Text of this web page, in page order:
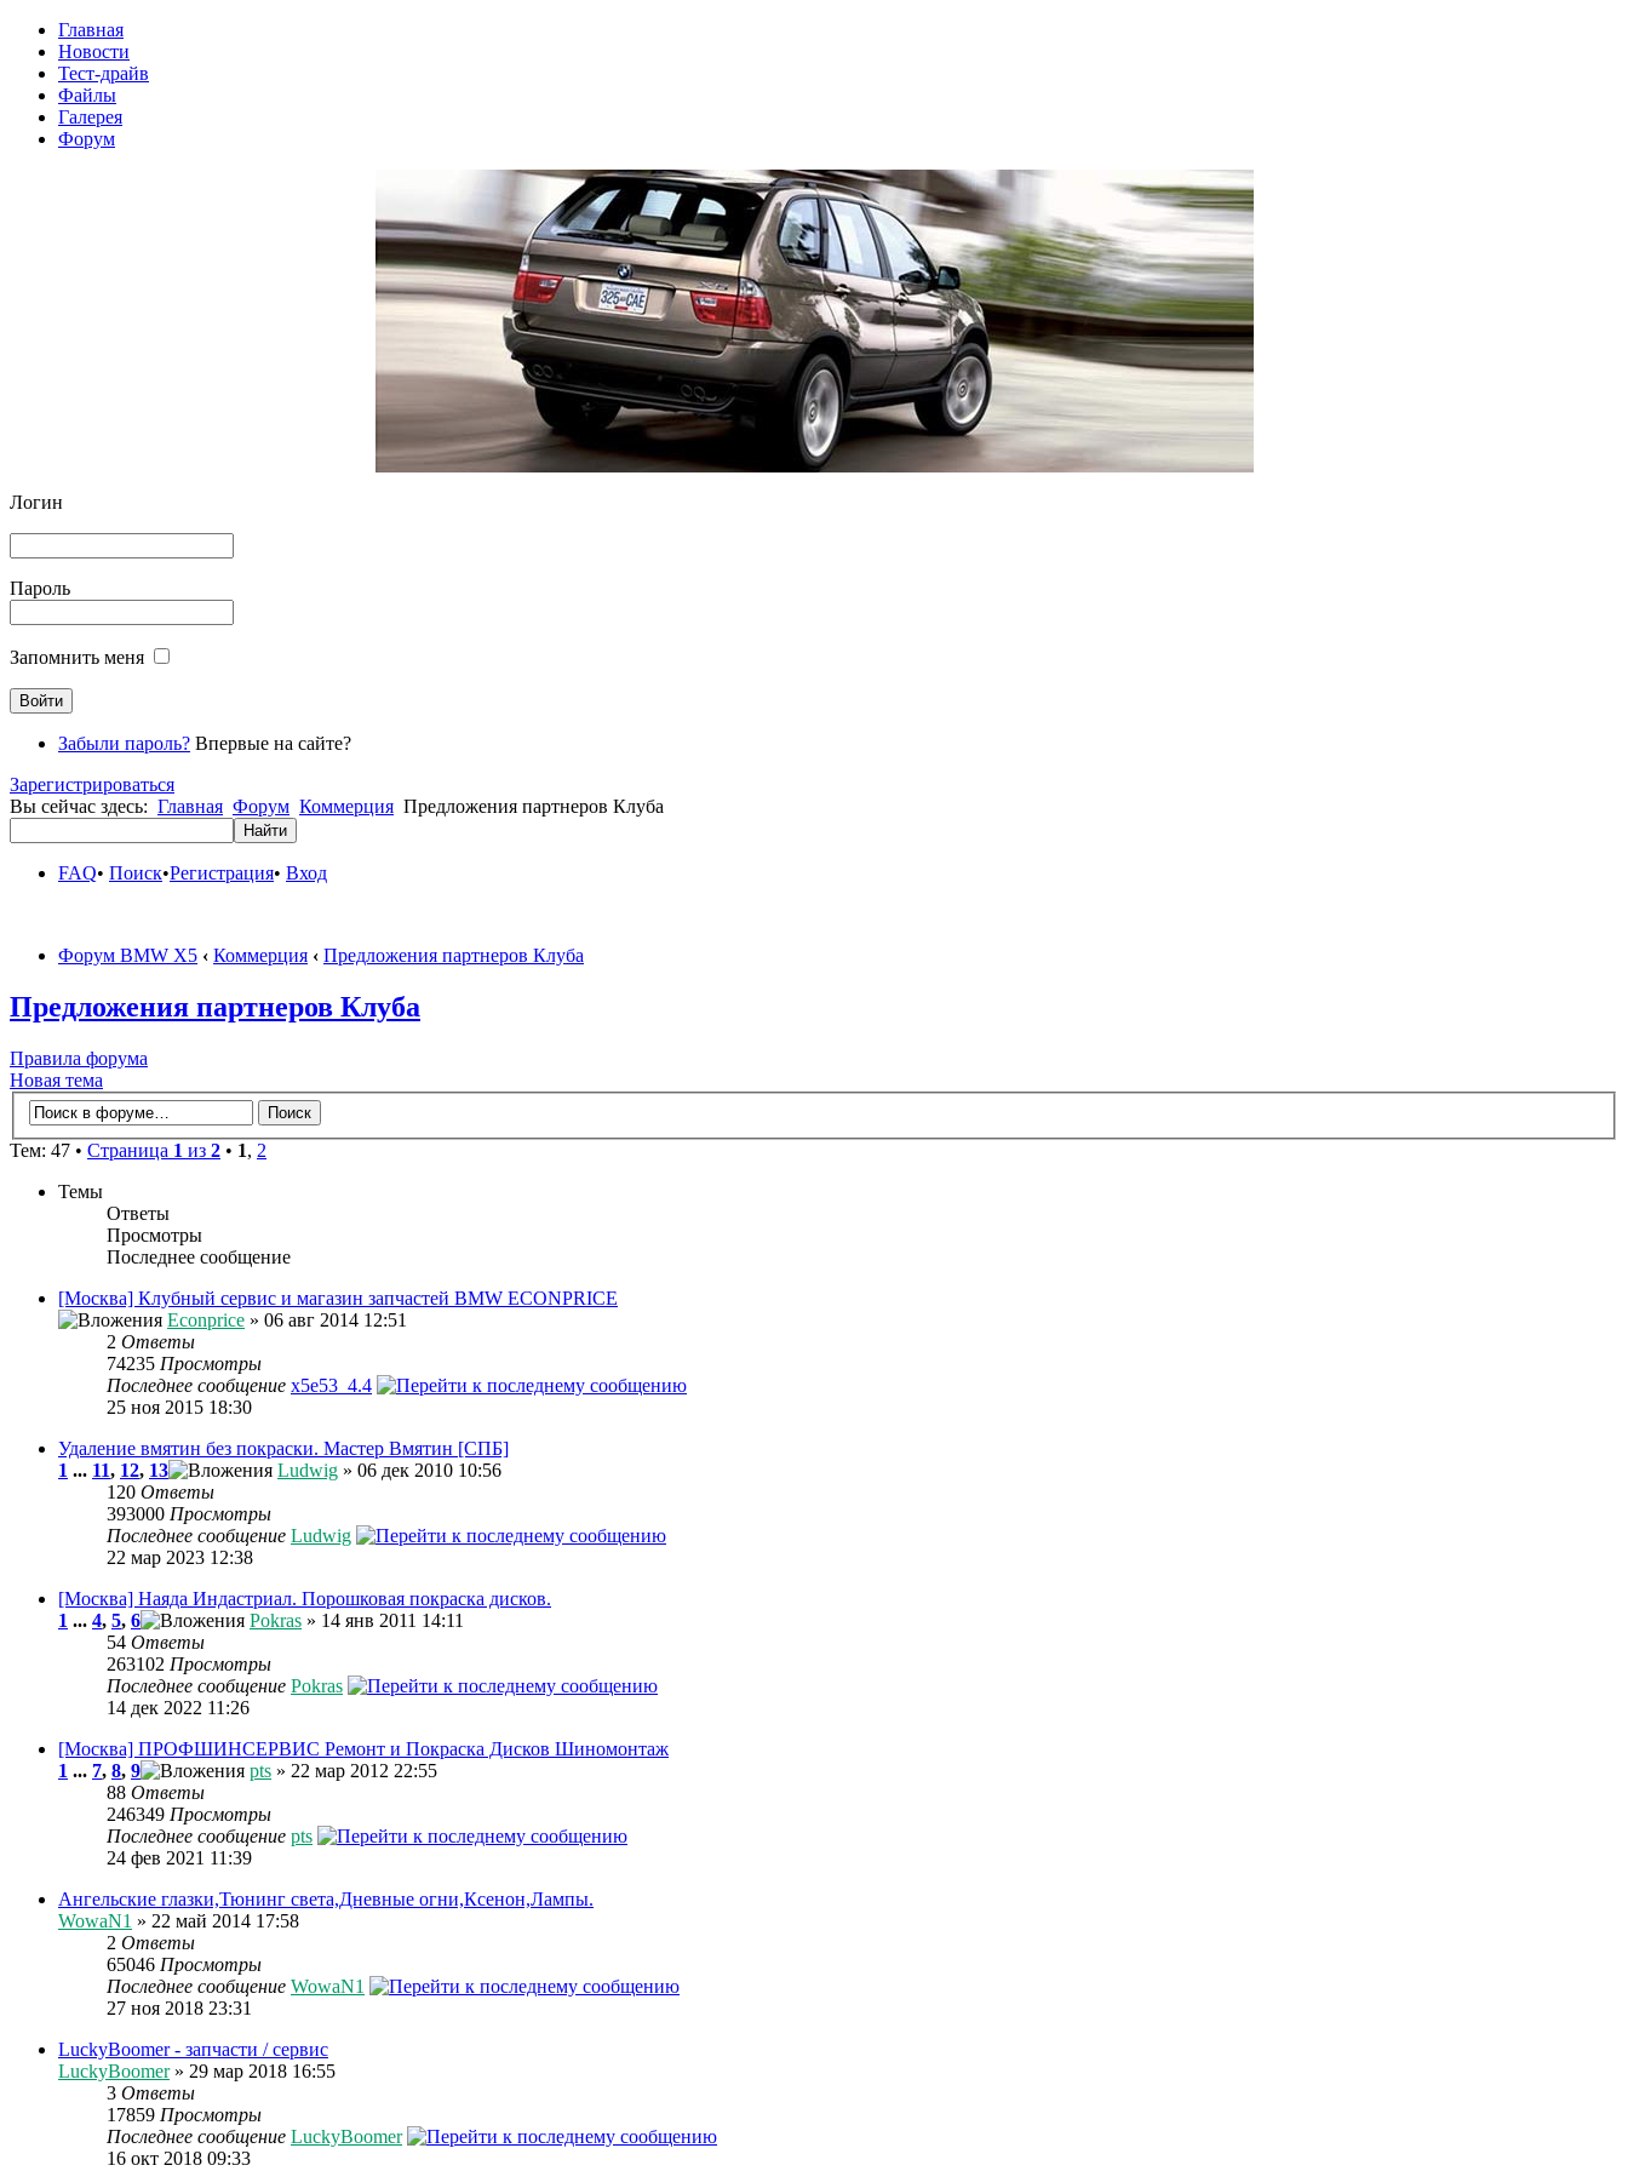
Главная
Новости
Тест-драйв
Файлы
Галерея
Форум
Логин
Пароль
Запомнить меня
Забыли пароль? Впервые на сайте?
Зарегистрироваться
Вы сейчас здесь: Главная Форум Коммерция Предложения партнеров Клуба
FAQ• Поиск•Регистрация• Вход
Форум BMW X5 ‹ Коммерция ‹ Предложения партнеров Клуба
Предложения партнеров Клуба
Правила форума
Новая тема
Тем: 47 • Страница 1 из 2 • 1, 2
Темы
Ответы
Просмотры
Последнее сообщение
[Москва] Клубный сервис и магазин запчастей BMW ECONPRICE
Econprice » 06 авг 2014 12:51
2 Ответы
74235 Просмотры
Последнее сообщение x5e53_4.4
25 ноя 2015 18:30
Удаление вмятин без покраски. Мастер Вмятин [СПБ]
1 ... 11, 12, 13 Ludwig » 06 дек 2010 10:56
120 Ответы
393000 Просмотры
Последнее сообщение Ludwig
22 мар 2023 12:38
[Москва] Наяда Индастриал. Порошковая покраска дисков.
1 ... 4, 5, 6 Pokras » 14 янв 2011 14:11
54 Ответы
263102 Просмотры
Последнее сообщение Pokras
14 дек 2022 11:26
[Москва] ПРОФШИНСЕРВИС Ремонт и Покраска Дисков Шиномонтаж
1 ... 7, 8, 9 pts » 22 мар 2012 22:55
88 Ответы
246349 Просмотры
Последнее сообщение pts
24 фев 2021 11:39
Ангельские глазки,Тюнинг света,Дневные огни,Ксенон,Лампы.
WowaN1 » 22 май 2014 17:58
2 Ответы
65046 Просмотры
Последнее сообщение WowaN1
27 ноя 2018 23:31
LuckyBoomer - запчасти / сервис
LuckyBoomer» 29 мар 2018 16:55
3 Ответы
17859 Просмотры
Последнее сообщение LuckyBoomer
16 окт 2018 09:33